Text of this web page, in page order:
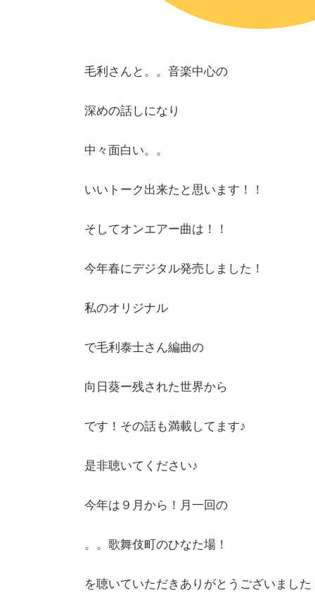
毛利さんと。。音楽中心の
深めの話しになり
中々面白い。。
いいトーク出来たと思います！！
そしてオンエアー曲は！！
今年春にデジタル発売しました！
私のオリジナル
で毛利泰士さん編曲の
向日葵ー残された世界から
です！その話も満載してます♪
是非聴いてください♪
今年は９月から！月一回の
。。歌舞伎町のひなた場！
を聴いていただきありがとうございました